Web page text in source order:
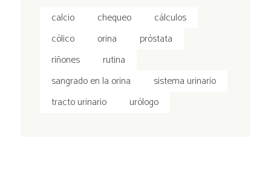
calcio chequeo
cálculos
cólico
orina
próstata
riñones
rutina
sangrado en la orina
sistema urinario
tracto urinario
urólogo